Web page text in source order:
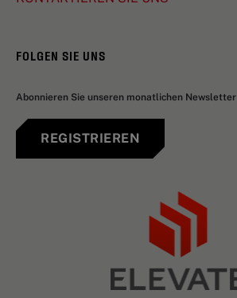
FOLGEN SIE UNS
Abonnieren Sie unseren monatlichen Newsletter
REGISTRIEREN